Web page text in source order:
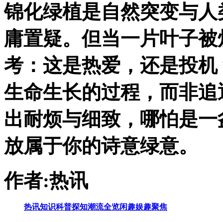
锦化绿植是自然突变与
庸置疑。但当一片叶子
考：这是热爱，还是投
生命生长的过程，而非
出耐烦与细致，哪怕是
放属于你的诗意绿意。
作者:热讯
热讯知识科普探知潮流全览闲趣娱趣聚焦